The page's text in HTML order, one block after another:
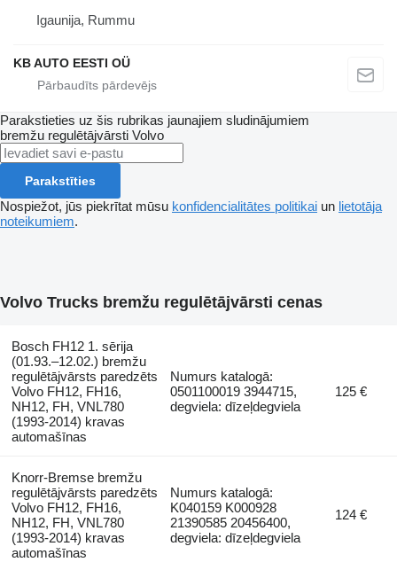
Igaunija, Rummu
KB AUTO EESTI OÜ
Parakstieties uz šis rubrikas jaunajiem sludinājumiem
bremžu regulētājvārsti Volvo
Parakstīties
Nospiežot, jūs piekrītat mūsu konfidencialitātes politikai un lietotāja
noteikumiem.
Volvo Trucks bremžu regulētājvārsti cenas
Bosch FH12 1. sērija
(01.93.–12.02.) bremžu
regulētājvārsts paredzēts
Volvo FH12, FH16,
NH12, FH, VNL780
(1993-2014) kravas
automašīnas
Numurs katalogā:
0501100019 3944715,
degviela: dīzeļdegviela
125 €
Knorr-Bremse bremžu
regulētājvārsts paredzēts
Volvo FH12, FH16,
NH12, FH, VNL780
(1993-2014) kravas
automašīnas
Numurs katalogā:
K040159 K000928
21390585 20456400,
degviela: dīzeļdegviela
124 €